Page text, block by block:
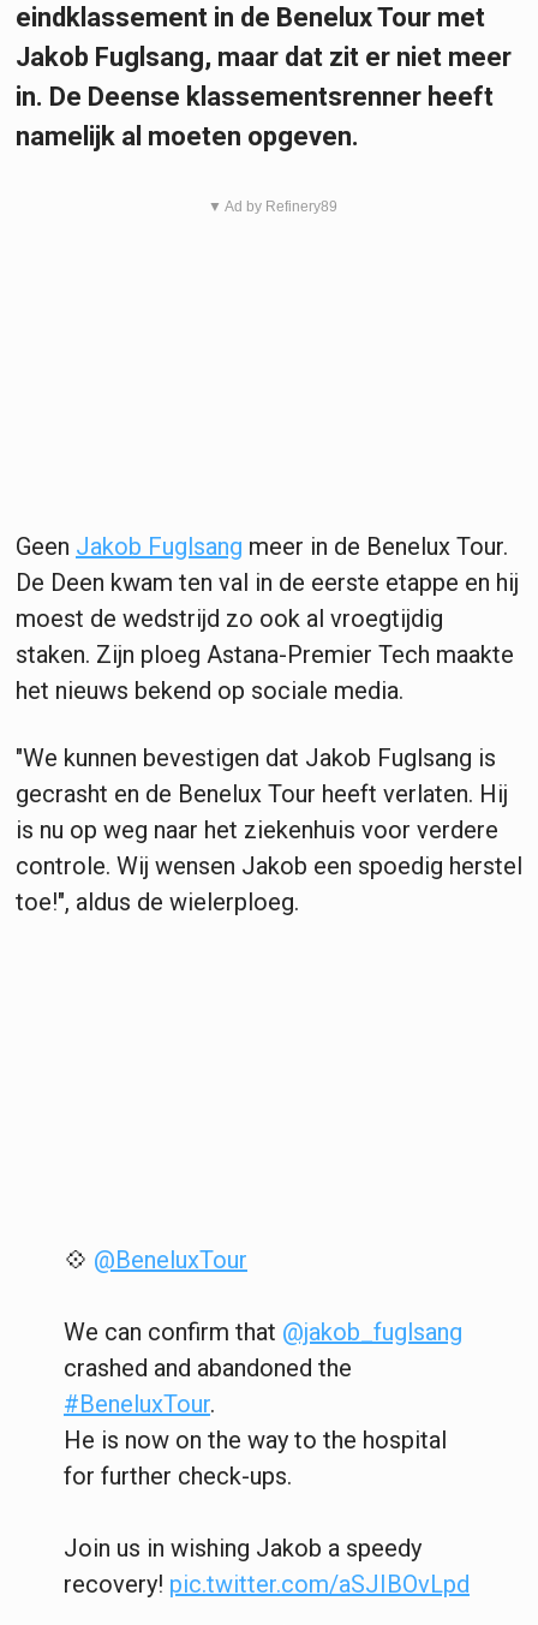
eindklassement in de Benelux Tour met
Jakob Fuglsang, maar dat zit er niet meer
in. De Deense klassementsrenner heeft
namelijk al moeten opgeven.
▼ Ad by Refinery89
Geen Jakob Fuglsang meer in de Benelux Tour.
De Deen kwam ten val in de eerste etappe en hij
moest de wedstrijd zo ook al vroegtijdig
staken. Zijn ploeg Astana-Premier Tech maakte
het nieuws bekend op sociale media.
"We kunnen bevestigen dat Jakob Fuglsang is
gecrasht en de Benelux Tour heeft verlaten. Hij
is nu op weg naar het ziekenhuis voor verdere
controle. Wij wensen Jakob een spoedig herstel
toe!", aldus de wielerploeg.
💠 @BeneluxTour
We can confirm that @jakob_fuglsang
crashed and abandoned the
#BeneluxTour.
He is now on the way to the hospital
for further check-ups.
Join us in wishing Jakob a speedy
recovery! pic.twitter.com/aSJIBOvLpd